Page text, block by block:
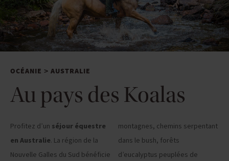
OCÉANIE > AUSTRALIE
Au pays des Koalas
Profitez d’un séjour équestre
en Australie. La région de la
Nouvelle Galles du Sud bénéficie
montagnes, chemins serpentant
dans le bush, forêts
d’eucalyptus peuplées de